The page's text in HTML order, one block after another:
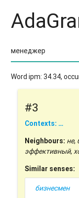
Word ipm: 34.34,
#3
Contexts: …
Neighbours: не,
эффективный,
Similar senses:
бизнесмен